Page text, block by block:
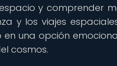
y comprender
y los viajes
en una opción
cosmos.